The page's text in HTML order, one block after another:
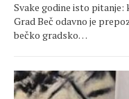
Svake godine isto pitanje:
Grad Beč odavno je
bečko gradsko…